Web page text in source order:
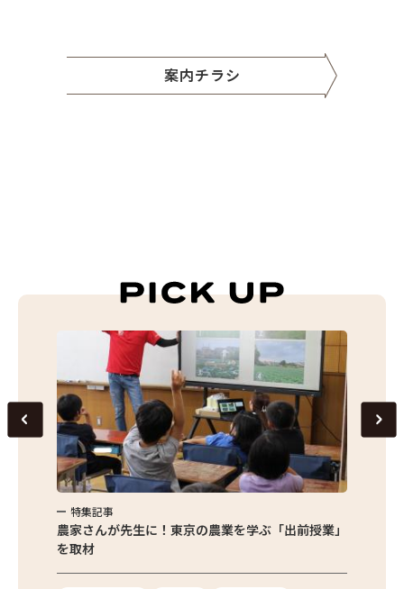
案内チラシ
特集記事
農家さんが先生に！東京の農業を学ぶ「出前授業」
を取材